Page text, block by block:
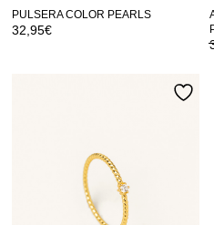
PULSERA COLOR PEARLS
32,95€